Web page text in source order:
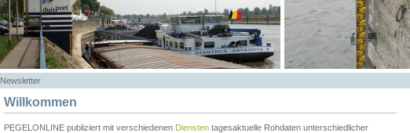
Newsletter
Willkommen
PEGELONLINE publiziert mit verschiedenen Diensten tagesaktuelle Rohdaten unterschiedlicher